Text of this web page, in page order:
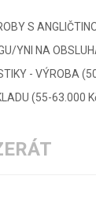
S
YNI NA
- VÝROBA
(55-63.000